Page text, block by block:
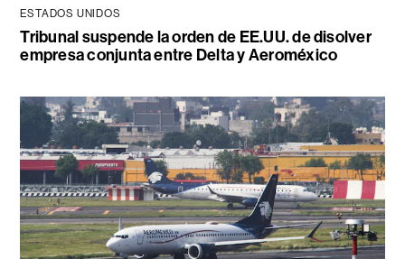
ESTADOS UNIDOS
Tribunal suspende la orden de EE.UU. de disolver
empresa conjunta entre Delta y Aeroméxico